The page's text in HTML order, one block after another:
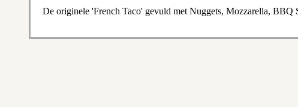
De originele 'French Taco' gevuld met Nuggets, Mozzarella, BBQ